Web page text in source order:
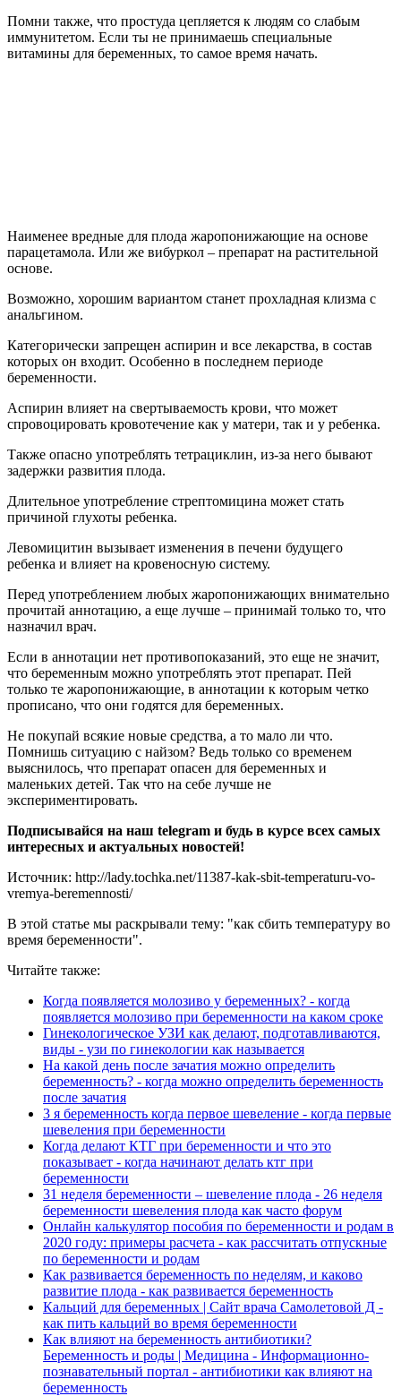
Помни также, что простуда цепляется к людям со слабым
иммунитетом. Если ты не принимаешь специальные
витамины для беременных, то самое время начать.
Наименее вредные для плода жаропонижающие на основе
парацетамола. Или же вибуркол – препарат на растительной
основе.
Возможно, хорошим вариантом станет прохладная клизма с
анальгином.
Категорически запрещен аспирин и все лекарства, в состав
которых он входит. Особенно в последнем периоде
беременности.
Аспирин влияет на свертываемость крови, что может
спровоцировать кровотечение как у матери, так и у ребенка.
Также опасно употреблять тетрациклин, из-за него бывают
задержки развития плода.
Длительное употребление стрептомицина может стать
причиной глухоты ребенка.
Левомицитин вызывает изменения в печени будущего
ребенка и влияет на кровеносную систему.
Перед употреблением любых жаропонижающих внимательно
прочитай аннотацию, а еще лучше – принимай только то, что
назначил врач.
Если в аннотации нет противопоказаний, это еще не значит,
что беременным можно употреблять этот препарат. Пей
только те жаропонижающие, в аннотации к которым четко
прописано, что они годятся для беременных.
Не покупай всякие новые средства, а то мало ли что.
Помнишь ситуацию с найзом? Ведь только со временем
выяснилось, что препарат опасен для беременных и
маленьких детей. Так что на себе лучше не
экспериментировать.
Подписывайся на наш telegram и будь в курсе всех самых
интересных и актуальных новостей!
Источник: http://lady.tochka.net/11387-kak-sbit-temperaturu-vo-
vremya-beremennosti/
В этой статье мы раскрывали тему: "как сбить температуру во
время беременности".
Читайте также:
Когда появляется молозиво у беременных? - когда
появляется молозиво при беременности на каком сроке
Гинекологическое УЗИ как делают, подготавливаются,
виды - узи по гинекологии как называется
На какой день после зачатия можно определить
беременность? - когда можно определить беременность
после зачатия
3 я беременность когда первое шевеление - когда первые
шевеления при беременности
Когда делают КТГ при беременности и что это
показывает - когда начинают делать ктг при
беременности
31 неделя беременности – шевеление плода - 26 неделя
беременности шевеления плода как часто форум
Онлайн калькулятор пособия по беременности и родам в
2020 году: примеры расчета - как рассчитать отпускные
по беременности и родам
Как развивается беременность по неделям, и каково
развитие плода - как развивается беременность
Кальций для беременных | Сайт врача Самолетовой Д -
как пить кальций во время беременности
Как влияют на беременность антибиотики?
Беременность и роды | Медицина - Информационно-
познавательный портал - антибиотики как влияют на
беременность